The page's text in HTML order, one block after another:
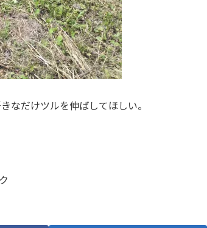
なだけツルを伸ばしてほしい。